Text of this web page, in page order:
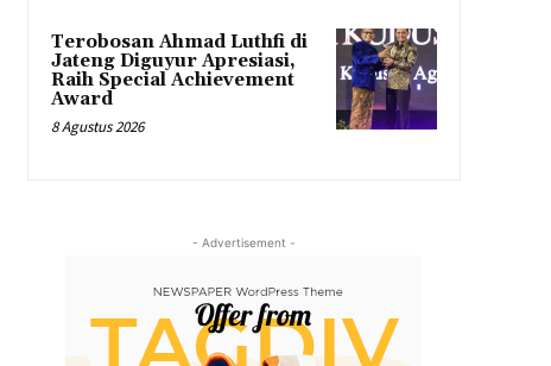
Terobosan Ahmad Luthfi di
Jateng Diguyur Apresiasi,
Raih Special Achievement
Award
8 Agustus 2026
- Advertisement -